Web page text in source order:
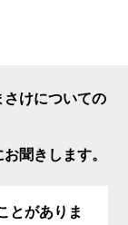
さけについての
聞きします。
とがありま